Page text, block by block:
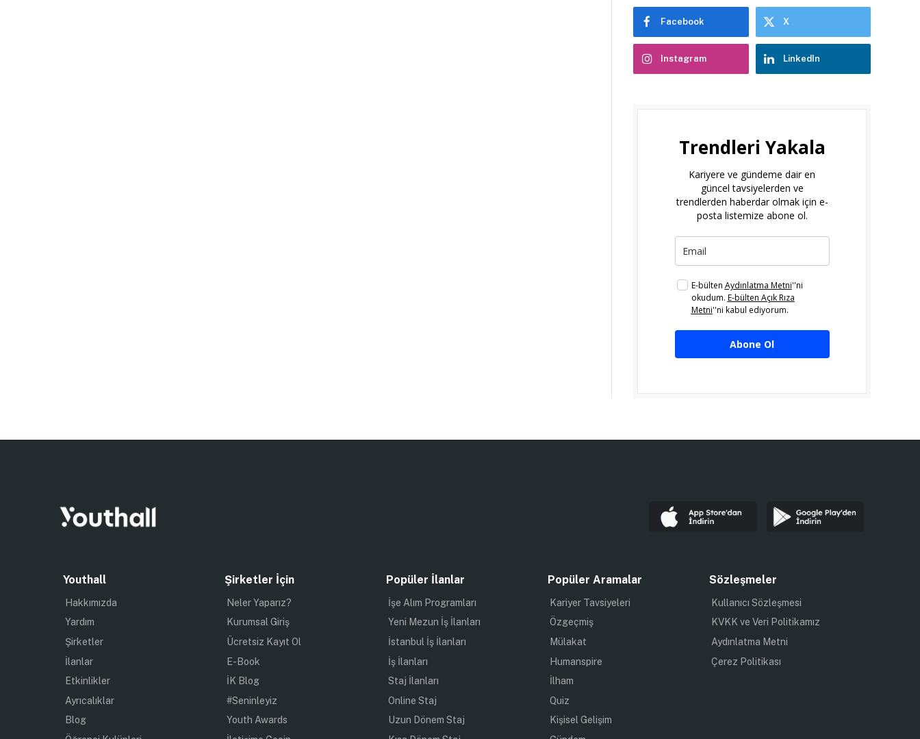
Facebook X
Instagram LinkedIn
Trendleri Yakala
Kariyere ve gündeme dair en
güncel tavsiyelerden ve
trendlerden haberdar olmak için e-
posta listemize abone ol.
E-bülten Aydınlatma Metni''ni
okudum. E-bülten Açık Rıza
Metni''ni kabul ediyorum.
Abone Ol
Youthall
Hakkımızda
Yardım
Şirketler
İlanlar
Etkinlikler
Ayrıcalıklar
Blog
Şirketler İçin
Neler Yaparız?
Kurumsal Giriş
Ücretsiz Kayıt Ol
E-Book
İK Blog
#Seninleyiz
Youth Awards
Popüler İlanlar
İşe Alım Programları
Yeni Mezun İş İlanları
İstanbul İş İlanları
İş İlanları
Staj İlanları
Online Staj
Uzun Dönem Staj
Popüler Aramalar
Kariyer Tavsiyeleri
Özgeçmiş
Mülakat
Humanspire
İlham
Quiz
Kişisel Gelişim
Sözleşmeler
Kullanıcı Sözleşmesi
KVKK ve Veri Politikamız
Aydınlatma Metni
Çerez Politikası